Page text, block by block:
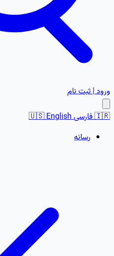
ورود | ثبت نام
🇮🇷فارسی 🇺🇸English
رسانه